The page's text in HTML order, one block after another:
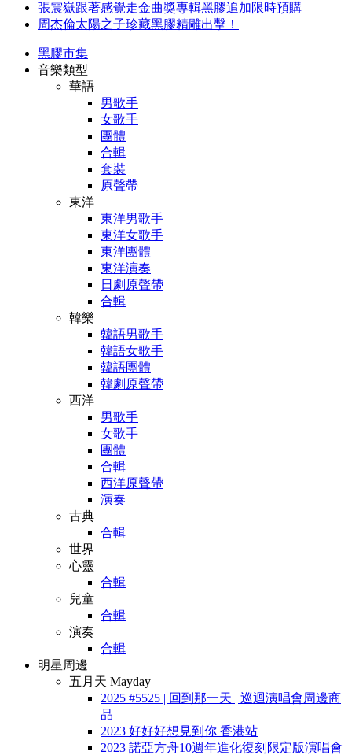
張震嶽跟著感覺走金曲獎專輯黑膠追加限時預購
周杰倫太陽之子珍藏黑膠精雕出擊！
黑膠市集
音樂類型
華語
男歌手
女歌手
團體
合輯
套裝
原聲帶
東洋
東洋男歌手
東洋女歌手
東洋團體
東洋演奏
日劇原聲帶
合輯
韓樂
韓語男歌手
韓語女歌手
韓語團體
韓劇原聲帶
西洋
男歌手
女歌手
團體
合輯
西洋原聲帶
演奏
古典
合輯
世界
心靈
合輯
兒童
合輯
演奏
合輯
明星周邊
五月天 Mayday
2025 #5525 | 回到那一天 | 巡迴演唱會周邊商
品
2023 好好好想見到你 香港站
2023 諾亞方舟10週年進化復刻限定版演唱會